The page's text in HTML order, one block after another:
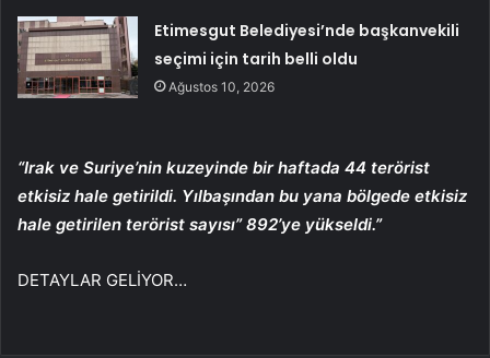
Etimesgut Belediyesi’nde başkanvekili
seçimi için tarih belli oldu
Ağustos 10, 2026
“Irak ve Suriye’nin kuzeyinde bir haftada 44 terörist
etkisiz hale getirildi. Yılbaşından bu yana bölgede etkisiz
hale getirilen terörist sayısı” 892’ye yükseldi.”
DETAYLAR GELİYOR…